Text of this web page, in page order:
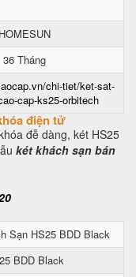
HOMESUN
36 Tháng
chi-tiet/ket-sat-
cap-ks25-orbitech
điện tử
đễ dàng, két HS25
két khách sạn bán
Sạn HS25 BDD Black
BDD Black